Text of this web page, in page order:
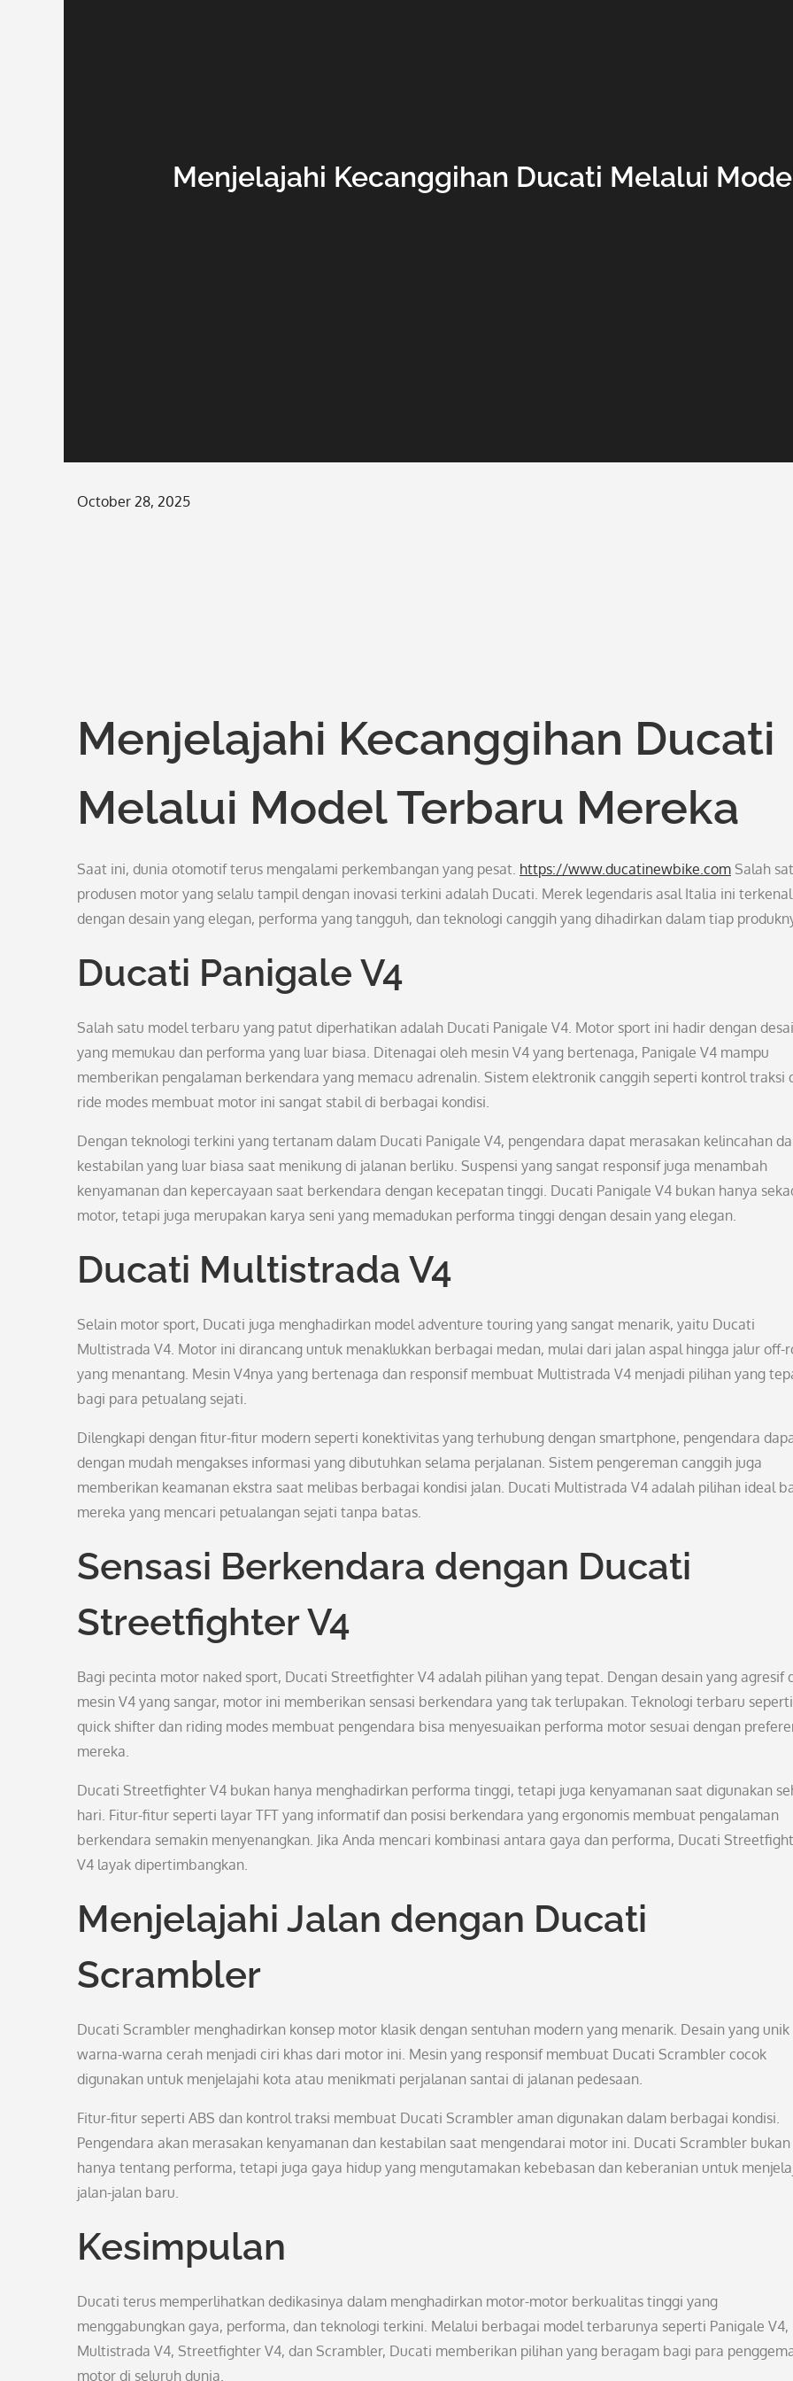
Menjelajahi Kecanggihan Ducati Melalui
Posted
October 28, 2025
Menjelajahi Kecanggihan Ducati
Melalui Model Terbaru Mereka
Saat ini, dunia otomotif terus mengalami perkembangan yang pesat. https://www.ducatinewbike.com Salah
produsen motor yang selalu tampil dengan inovasi terkini adalah Ducati. Merek legendaris asal Italia ini terkenal
dengan desain yang elegan, performa yang tangguh, dan teknologi canggih yang dihadirkan dalam tiap
Ducati Panigale V4
Salah satu model terbaru yang patut diperhatikan adalah Ducati Panigale V4. Motor sport ini hadir dengan
yang memukau dan performa yang luar biasa. Ditenagai oleh mesin V4 yang bertenaga, Panigale V4 mampu
memberikan pengalaman berkendara yang memacu adrenalin. Sistem elektronik canggih seperti kontrol traksi
ride modes membuat motor ini sangat stabil di berbagai kondisi.
Dengan teknologi terkini yang tertanam dalam Ducati Panigale V4, pengendara dapat merasakan kelincahan
kestabilan yang luar biasa saat menikung di jalanan berliku. Suspensi yang sangat responsif juga menambah
kenyamanan dan kepercayaan saat berkendara dengan kecepatan tinggi. Ducati Panigale V4 bukan hanya
motor, tetapi juga merupakan karya seni yang memadukan performa tinggi dengan desain yang elegan.
Ducati Multistrada V4
Selain motor sport, Ducati juga menghadirkan model adventure touring yang sangat menarik, yaitu Ducati
Multistrada V4. Motor ini dirancang untuk menaklukkan berbagai medan, mulai dari jalan aspal hingga jalur off-
yang menantang. Mesin V4nya yang bertenaga dan responsif membuat Multistrada V4 menjadi pilihan yang
bagi para petualang sejati.
Dilengkapi dengan fitur-fitur modern seperti konektivitas yang terhubung dengan smartphone, pengendara
dengan mudah mengakses informasi yang dibutuhkan selama perjalanan. Sistem pengereman canggih juga
memberikan keamanan ekstra saat melibas berbagai kondisi jalan. Ducati Multistrada V4 adalah pilihan ideal
mereka yang mencari petualangan sejati tanpa batas.
Sensasi Berkendara dengan Ducati
Streetfighter V4
Bagi pecinta motor naked sport, Ducati Streetfighter V4 adalah pilihan yang tepat. Dengan desain yang agresif
mesin V4 yang sangar, motor ini memberikan sensasi berkendara yang tak terlupakan. Teknologi terbaru seperti
quick shifter dan riding modes membuat pengendara bisa menyesuaikan performa motor sesuai dengan
mereka.
Ducati Streetfighter V4 bukan hanya menghadirkan performa tinggi, tetapi juga kenyamanan saat digunakan
hari. Fitur-fitur seperti layar TFT yang informatif dan posisi berkendara yang ergonomis membuat pengalaman
berkendara semakin menyenangkan. Jika Anda mencari kombinasi antara gaya dan performa, Ducati
V4 layak dipertimbangkan.
Menjelajahi Jalan dengan Ducati
Scrambler
Ducati Scrambler menghadirkan konsep motor klasik dengan sentuhan modern yang menarik. Desain yang unik
warna-warna cerah menjadi ciri khas dari motor ini. Mesin yang responsif membuat Ducati Scrambler cocok
digunakan untuk menjelajahi kota atau menikmati perjalanan santai di jalanan pedesaan.
Fitur-fitur seperti ABS dan kontrol traksi membuat Ducati Scrambler aman digunakan dalam berbagai kondisi.
Pengendara akan merasakan kenyamanan dan kestabilan saat mengendarai motor ini. Ducati Scrambler bukan
hanya tentang performa, tetapi juga gaya hidup yang mengutamakan kebebasan dan keberanian untuk
jalan-jalan baru.
Kesimpulan
Ducati terus memperlihatkan dedikasinya dalam menghadirkan motor-motor berkualitas tinggi yang
menggabungkan gaya, performa, dan teknologi terkini. Melalui berbagai model terbarunya seperti Panigale V4,
Multistrada V4, Streetfighter V4, dan Scrambler, Ducati memberikan pilihan yang beragam bagi para
motor di seluruh dunia.